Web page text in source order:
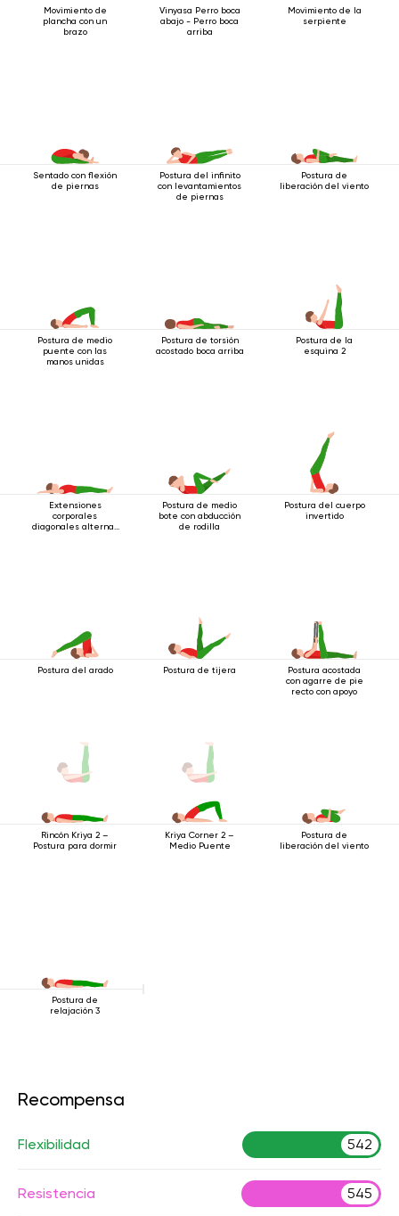
Movimiento de
plancha con un
brazo
Vinyasa Perro boca
abajo - Perro boca
arriba
Movimiento de la
serpiente
Sentado con flexión
de piernas
Postura del infinito
con levantamientos
de piernas
Postura de
liberación del viento
Postura de medio
puente con las
manos unidas
Postura de torsión
acostado boca arriba
Postura de la
esquina 2
Extensiones
corporales
diagonales alternas
Postura de medio
bote con abducción
de rodilla
Postura del cuerpo
invertido
Postura del arado Postura de tijera
Postura acostada
con agarre de pie
recto con apoyo
Rincón Kriya 2 –
Postura para dormir
Kriya Corner 2 –
Medio Puente
Postura de
liberación del viento
Postura de
relajación 3
Recompensa
Flexibilidad 542
Resistencia 545